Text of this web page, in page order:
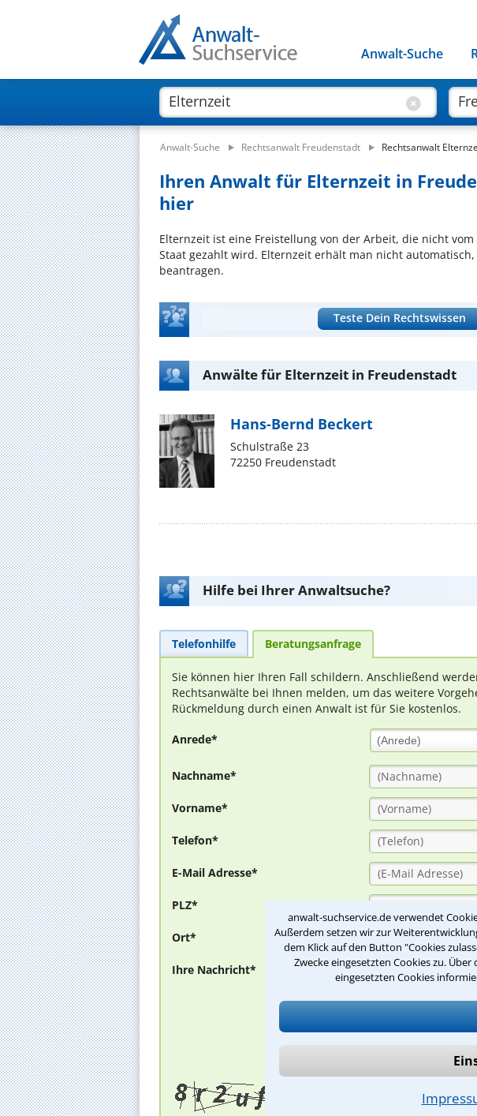
anwalt-suchservice.de verwendet
Außerdem setzen wir zur
dem Klick auf den Button "Cookies
Zwecke eingesetzten Cookies zu.
eingesetzten Cookies
Anwalt-Suche
Anwalt-Suche Rechtsanwalt Freudenstadt Rechtsanwalt
Ihren Anwalt für Elternzeit in
hier
Elternzeit ist eine Freistellung von der Arbeit, die nicht
Staat gezahlt wird. Elternzeit erhält man nicht
beantragen.
Teste Dein Rechtswissen
Anwälte für Elternzeit in Freudenstadt
Hans-Bernd Beckert
Schulstraße 23
72250 Freudenstadt
Hilfe bei Ihrer Anwaltsuche?
Telefonhilfe Beratungsanfrage
Sie können hier Ihren Fall schildern. Anschließend
Rechtsanwälte bei Ihnen melden, um das weitere
Rückmeldung durch einen Anwalt ist für Sie kostenlos.
Anrede* (Anrede)
Nachname*
Vorname*
Telefon*
E-Mail Adresse*
PLZ*
Ort*
Ihre Nachricht*
Bitte